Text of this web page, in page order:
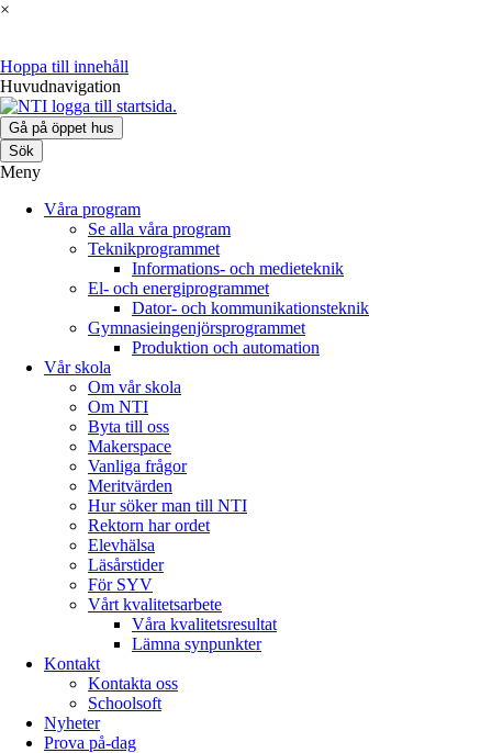
×
Hoppa till innehåll
Huvudnavigation
Gå på öppet hus
Sök
Meny
Våra program
Se alla våra program
Teknikprogrammet
Informations- och medieteknik
El- och energiprogrammet
Dator- och kommunikationsteknik
Gymnasieingenjörsprogrammet
Produktion och automation
Vår skola
Om vår skola
Om NTI
Byta till oss
Makerspace
Vanliga frågor
Meritvärden
Hur söker man till NTI
Rektorn har ordet
Elevhälsa
Läsårstider
För SYV
Vårt kvalitetsarbete
Våra kvalitetsresultat
Lämna synpunkter
Kontakt
Kontakta oss
Schoolsoft
Nyheter
Prova på-dag